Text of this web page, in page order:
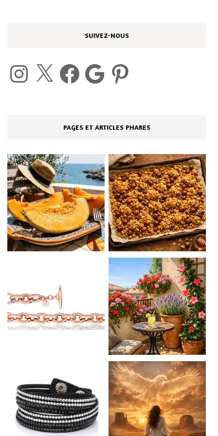
SUIVEZ-NOUS
Instagram Facebook Google Pinterest
PAGES ET ARTICLES PHARES